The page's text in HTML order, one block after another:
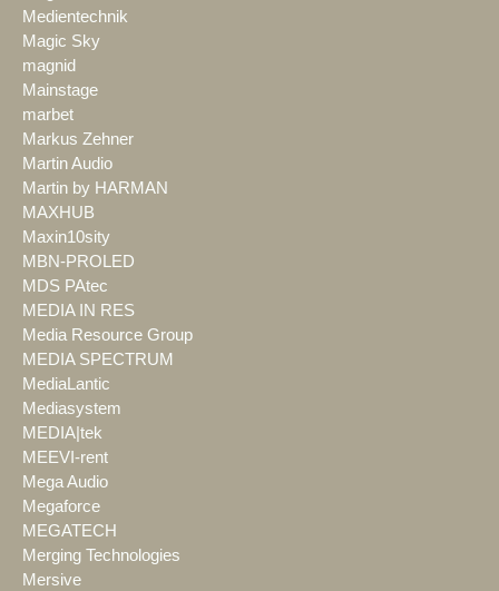
Medientechnik
Magic Sky
magnid
Mainstage
marbet
Markus Zehner
Martin Audio
Martin by HARMAN
MAXHUB
Maxin10sity
MBN-PROLED
MDS PAtec
MEDIA IN RES
Media Resource Group
MEDIA SPECTRUM
MediaLantic
Mediasystem
MEDIA|tek
MEEVI-rent
Mega Audio
Megaforce
MEGATECH
Merging Technologies
Mersive